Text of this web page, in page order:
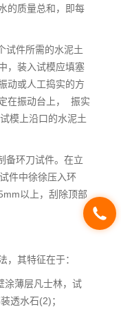
的质量总和，即每
试件所需的水泥土
，装入试模应填塞
动或人工捣实的方
在振动台上， 振实
模上沿口的水泥土
备环刀试件。在立
件中徐徐压入环
以上，刮除顶部
，其特征在于：
涂薄层凡士林，试
透水石(2)；